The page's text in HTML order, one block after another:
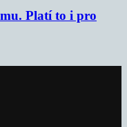
Platí to i pro